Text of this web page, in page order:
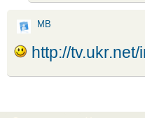
МВ
http://